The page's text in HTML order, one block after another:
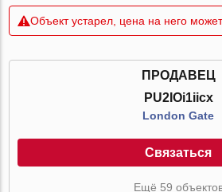
Объект устарел, цена на него
ПРОДАВЕЦ
PU2IOi1iicx
London Gate
Связаться
Ещё 59